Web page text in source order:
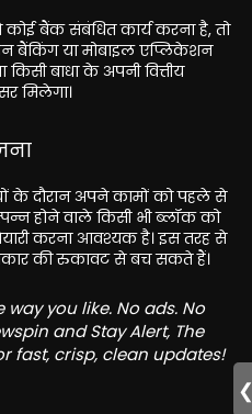
बैंक संबंधित कार्य करना है, तो
बैंकिंग या मोबाइल एप्लिकेशन
बाधा के अपनी वित्तीय
मिलेगा।
के दौरान अपने कामों को पहले से
होने वाले किसी भी ब्लॉक को
करना आवश्यक है। इस तरह से
की रुकावट से बच सकते हैं।
way you like. No ads. No
and Stay Alert, The
fast, crisp, clean updates!